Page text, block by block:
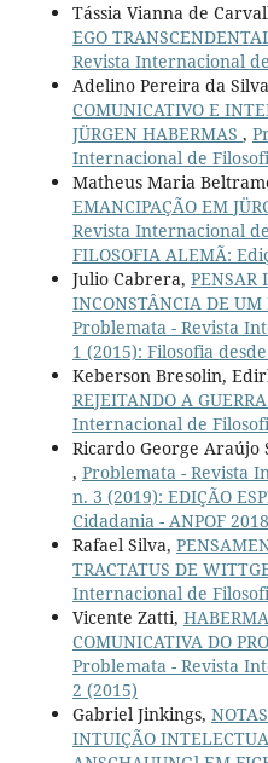
Tássia Vianna de
EGO
Revista Internacional
Adelino Pereira da
COMUNICATIVO E
JÜRGEN HABERMAS ,
Internacional de
Matheus Maria
EMANCIPAÇÃO EM
Revista Internacional
FILOSOFIA ALEMÃ:
Julio Cabrera, PENSAR
INCONSTÂNCIA DE UM
Problemata - Revista
1 (2015): Filosofia
Keberson Bresolin,
REJEITANDO A
Internacional de
Ricardo George Araújo
, Problemata - Revista
n. 3 (2019): EDIÇÃO
Cidadania - ANPOF 2018
Rafael Silva,
TRACTATUS DE
Internacional de
Vicente Zatti,
COMUNICATIVA DO
Problemata - Revista
2 (2015)
Gabriel Jinkings,
INTUIÇÃO